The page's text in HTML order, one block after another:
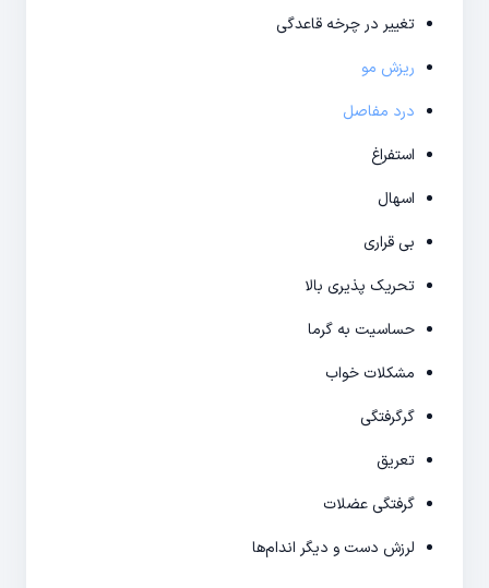
تغییر در چرخه قاعدگی
ریزش مو
درد مفاصل
استفراغ
اسهال
بی قراری
تحریک پذیری بالا
حساسیت به گرما
مشکلات خواب
گرگرفتگی
تعریق
گرفتگی عضلات
لرزش دست و دیگر اندام‌ها